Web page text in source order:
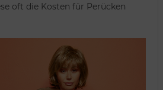
oft die Kosten für Perücken